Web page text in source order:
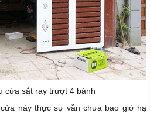
cửa sắt ray trượt 4 bánh
này thực sự vẫn chưa bao giờ hạ